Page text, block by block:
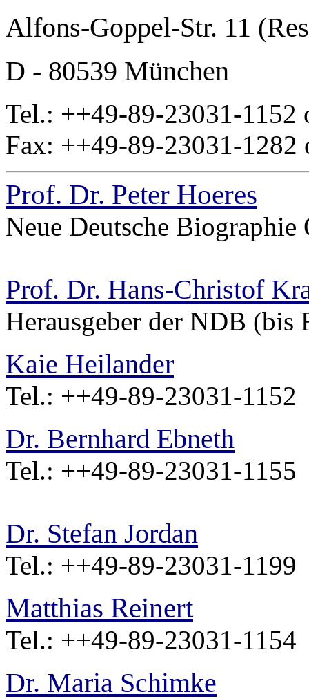
Alfons-Goppel-Str. 11
D - 80539 München
Tel.: ++49-89-23031-1152
Fax: ++49-89-23031-1282
Prof. Dr. Peter Hoeres
Neue Deutsche Biographie
Prof. Dr. Hans-Christof
Herausgeber der NDB (bis
Kaie Heilander
Tel.: ++49-89-23031-1152
Dr. Bernhard Ebneth
Tel.: ++49-89-23031-1155
Dr. Stefan Jordan
Tel.: ++49-89-23031-1199
Matthias Reinert
Tel.: ++49-89-23031-1154
Dr. Maria Schimke